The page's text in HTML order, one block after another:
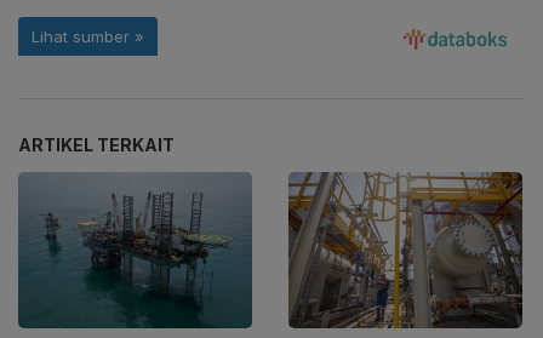
ARTIKEL TERKAIT